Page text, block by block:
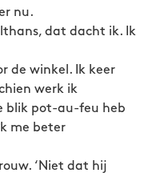
nu.
dat dacht ik. Ik
de winkel. Ik keer
werk ik
blik pot-au-feu heb
me beter
‘Niet dat hij